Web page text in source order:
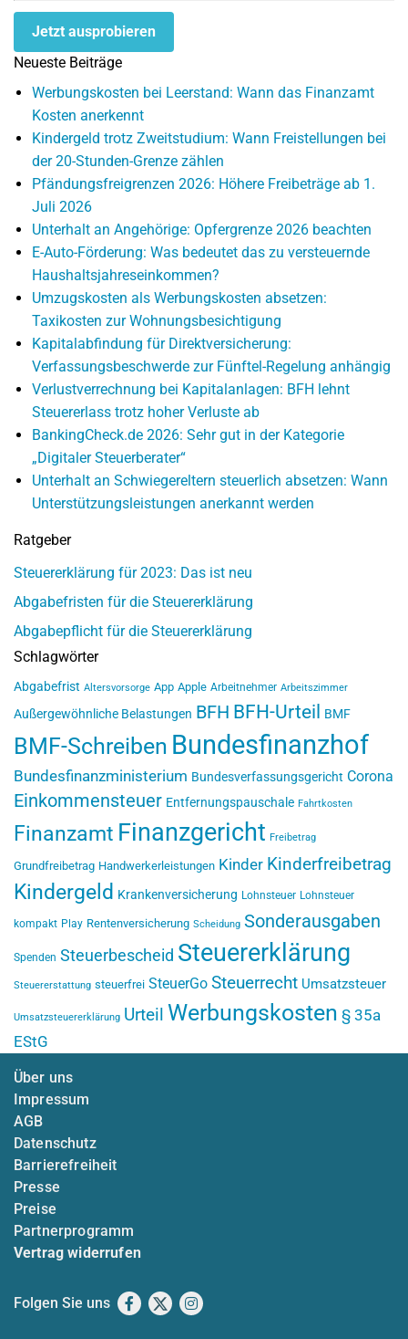
Jetzt ausprobieren
Neueste Beiträge
Werbungskosten bei Leerstand: Wann das Finanzamt
Kosten anerkennt
Kindergeld trotz Zweitstudium: Wann Freistellungen bei
der 20-Stunden-Grenze zählen
Pfändungsfreigrenzen 2026: Höhere Freibeträge ab 1.
Juli 2026
Unterhalt an Angehörige: Opfergrenze 2026 beachten
E-Auto-Förderung: Was bedeutet das zu versteuernde
Haushaltsjahreseinkommen?
Umzugskosten als Werbungskosten absetzen:
Taxikosten zur Wohnungsbesichtigung
Kapitalabfindung für Direktversicherung:
Verfassungsbeschwerde zur Fünftel-Regelung anhängig
Verlustverrechnung bei Kapitalanlagen: BFH lehnt
Steuererlass trotz hoher Verluste ab
BankingCheck.de 2026: Sehr gut in der Kategorie
„Digitaler Steuerberater“
Unterhalt an Schwiegereltern steuerlich absetzen: Wann
Unterstützungsleistungen anerkannt werden
Ratgeber
Steuererklärung für 2023: Das ist neu
Abgabefristen für die Steuererklärung
Abgabepflicht für die Steuererklärung
Schlagwörter
Abgabefrist Altersvorsorge App Apple Arbeitnehmer Arbeitszimmer
Außergewöhnliche Belastungen BFH BFH-Urteil BMF
BMF-Schreiben Bundesfinanzhof
Bundesfinanzministerium Bundesverfassungsgericht Corona
Einkommensteuer Entfernungspauschale Fahrtkosten
Finanzamt Finanzgericht Freibetrag
Grundfreibetrag Handwerkerleistungen Kinder Kinderfreibetrag
Kindergeld Krankenversicherung Lohnsteuer Lohnsteuer
kompakt Play Rentenversicherung Scheidung Sonderausgaben
Spenden Steuerbescheid Steuererklärung
Steuererstattung steuerfrei SteuerGo Steuerrecht Umsatzsteuer
Umsatzsteuererklärung Urteil Werbungskosten § 35a
EStG
Über uns
Impressum
AGB
Datenschutz
Barrierefreiheit
Presse
Preise
Partnerprogramm
Vertrag widerrufen
Folgen Sie uns Facebook
X Instagram